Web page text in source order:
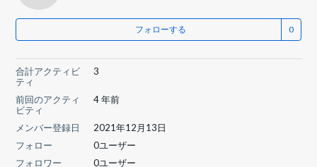
フォローする
合計アクティビ
ティ
3
前回のアクティ
ビティ
4 年前
メンバー登録日
2021年12月13日
フォロー
0ユーザー
フォロワー
0ユーザー